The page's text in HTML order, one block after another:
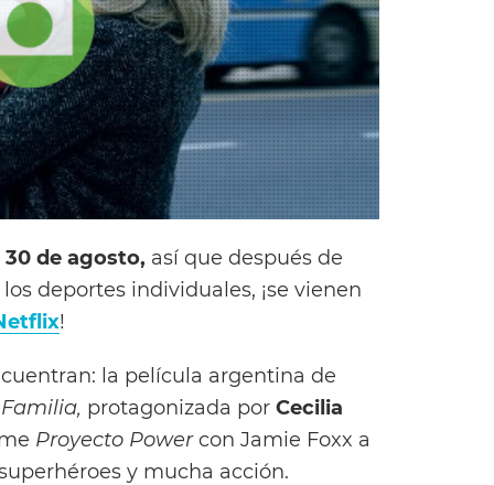
30 de agosto, así que después de
deportes individuales, ¡se vienen
!
la película argentina de
protagonizada por Cecilia
Proyecto Powercon Jamie Foxx a
y mucha acción.